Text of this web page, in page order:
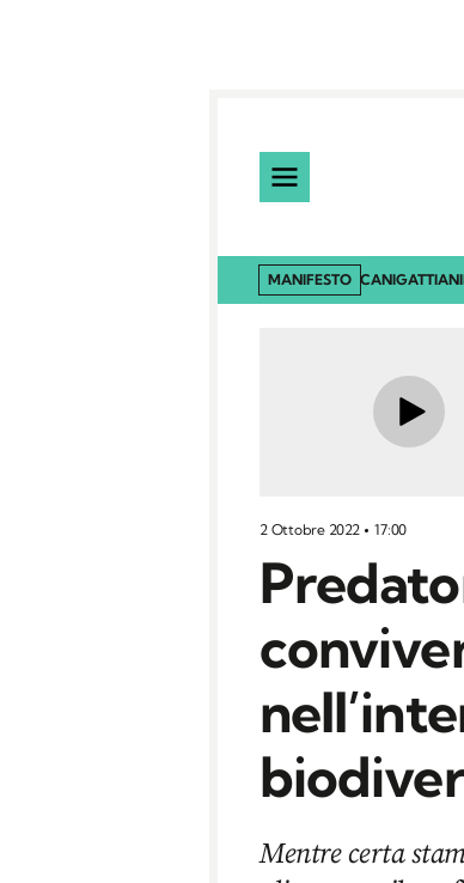
MANIFESTO CANIGATTI
2 Ottobre 2022 17:00
Mentre certa